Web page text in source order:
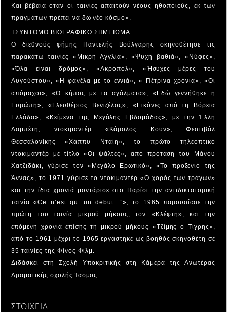
Και βέβαια όταν οι ταινίες απαιτούν νέους ηθοποιούς, εκ των
πραγμάτων πρέπει να δω νέο κόσμο».
ΤΣΥΝΤΟΜΟ ΒΙΟΓΡΑΦΙΚΟ ΣΗΜΕΙΩΜΑ
Ο διεθνούς φήμης Παντελής Βούλγαρης σκηνοθέτησε τις
παρακάτω ταινίες «Μικρή Αγγλία», «Ψυχή βαθιά», «Νύφες»,
«Όλα είναι δρόμος», «Ακροπόλ», «Ήσυχες μέρες του
Αυγούστου», «Η φανέλα με το εννιά», « Πέτρινα χρόνια», «Οι
απόμαχοι», «Ο κήπος με τα αγάλματα», «Εδώ γεννήθηκε η
Ευρώπη», «Ελευθέριος Βενιζέλος», «Εικόνες από τη Βόρεια
Ελλάδα», «Κείμενα της Μεγάλης Εβδομάδας», με την Έλλη
Λαμπέτη, ντοκιμαντέρ «Κάρολος Κουν», Φεστιβάλ
Θεσσαλονίκης «Χάππυ Νταίη», το πρώτο τηλεοπτικό
ντοκιμαντέρ με τίτλο «Οι ψάλτες», από πρόταση του Μάνου
Χατζιδάκι, γύρισε τον «Μεγάλο Ερωτικό», «Το προξενιό της
Άννας», το 1971 γύρισε το ντοκιμαντέρ «Ο χορός των τράγων»
και την ίδια χρονιά μοντάρισε στο Παρίσι την αντιδικτατορική
ταινία «Ce n’est qu’ un debut…”», το 1965 παρουσίασε την
πρώτη του ταινία μικρού μήκους, τον «Κλέφτη», και την
επόμενη χρονιά επίσης τη μικρού μήκους «Τζίμης ο Τίγρης»,
από το 1961 μέχρι το 1965 εργάστηκε ως βοηθός σκηνοθέτη σε
35 ταινίες της Φίνος Φιλμ.
Διδάσκει στη Σχολή Υποκριτικής στη Κάμερα της Ανωτέρας
Δραματικής σχολής Ίασμος
ΣΤΟΙΧΕΙΑ